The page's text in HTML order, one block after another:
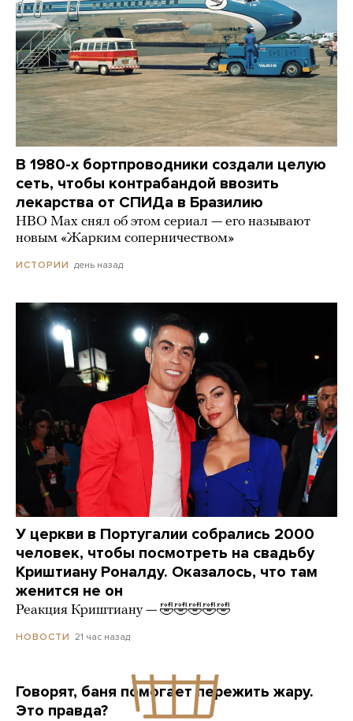
В 1980-х бортпроводники создали целую
сеть, чтобы контрабандой ввозить
лекарства от СПИДа в Бразилию
HBO Max снял об этом сериал — его называют
новым «Жарким соперничеством»
ИСТОРИИ день назад
У церкви в Португалии собрались 2000
человек, чтобы посмотреть на свадьбу
Криштиану Роналду. Оказалось, что там
женится не он
Реакция Криштиану — 🤣🤣🤣🤣🤣
НОВОСТИ 21 час назад
Говорят, баня помогает пережить жару.
Это правда?